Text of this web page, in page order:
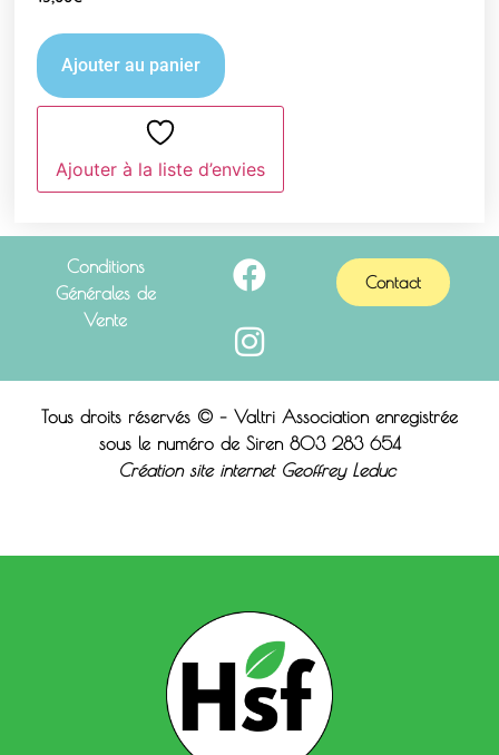
Ajouter au panier
Ajouter à la liste d’envies
Conditions
Générales de
Vente
Contact
Tous droits réservés © – Valtri Association enregistrée
sous le numéro de Siren 803 283 654
Création site internet Geoffrey Leduc